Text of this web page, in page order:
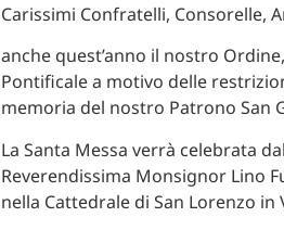
Carissimi Confratelli, Consorelle,
anche quest’anno il nostro
Pontificale a motivo delle
memoria del nostro Patrono San
La Santa Messa verrà celebrata
Reverendissima Monsignor Lino
nella Cattedrale di San Lorenzo in